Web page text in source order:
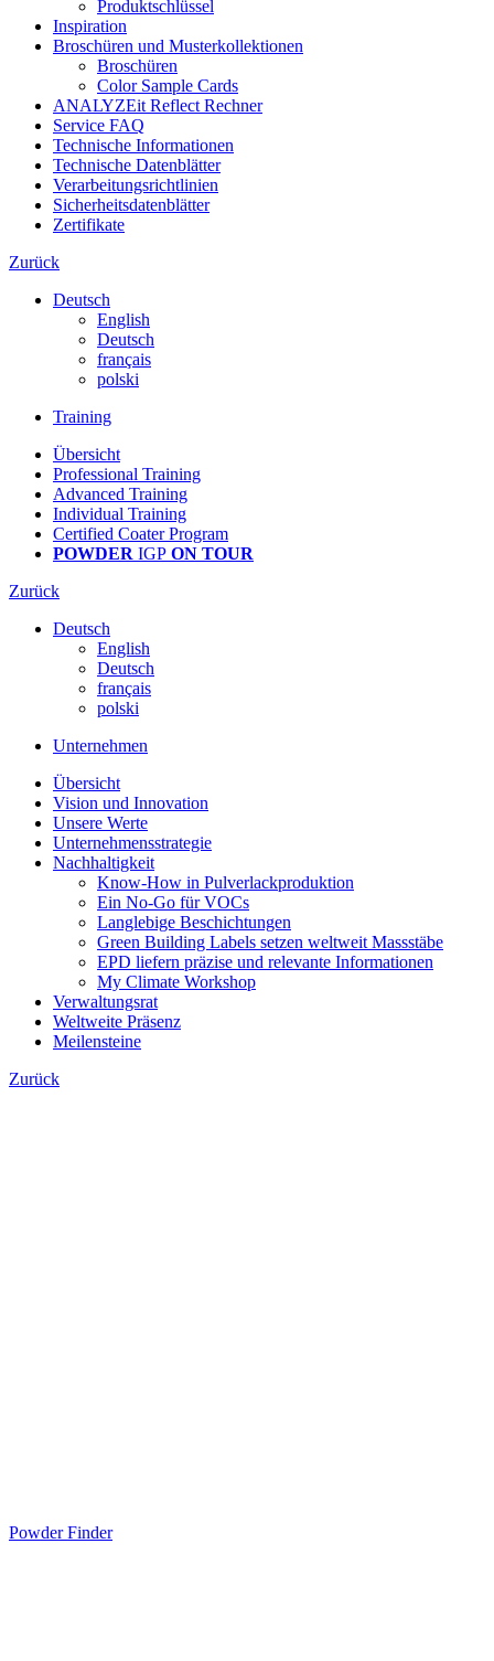
Produktschlüssel
Inspiration
Broschüren und Musterkollektionen
Broschüren
Color Sample Cards
ANALYZEit Reflect Rechner
Service FAQ
Technische Informationen
Technische Datenblätter
Verarbeitungsrichtlinien
Sicherheitsdatenblätter
Zertifikate
Zurück
Deutsch
English
Deutsch
français
polski
Training
Übersicht
Professional Training
Advanced Training
Individual Training
Certified Coater Program
POWDER IGP ON TOUR
Zurück
Deutsch
English
Deutsch
français
polski
Unternehmen
Übersicht
Vision und Innovation
Unsere Werte
Unternehmensstrategie
Nachhaltigkeit
Know-How in Pulverlackproduktion
Ein No-Go für VOCs
Langlebige Beschichtungen
Green Building Labels setzen weltweit Massstäbe
EPD liefern präzise und relevante Informationen
My Climate Workshop
Verwaltungsrat
Weltweite Präsenz
Meilensteine
Zurück
Powder Finder